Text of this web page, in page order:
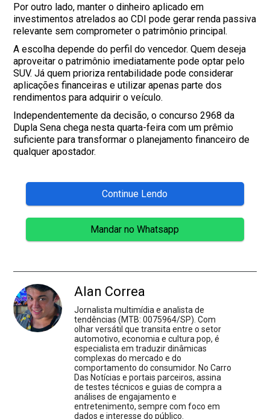
Por outro lado, manter o dinheiro aplicado em
investimentos atrelados ao CDI pode gerar renda passiva
relevante sem comprometer o patrimônio principal.
A escolha depende do perfil do vencedor. Quem deseja
aproveitar o patrimônio imediatamente pode optar pelo
SUV. Já quem prioriza rentabilidade pode considerar
aplicações financeiras e utilizar apenas parte dos
rendimentos para adquirir o veículo.
Independentemente da decisão, o concurso 2968 da
Dupla Sena chega nesta quarta-feira com um prêmio
suficiente para transformar o planejamento financeiro de
qualquer apostador.
Continue Lendo
Mandar no Whatsapp
Alan Correa
Jornalista multimídia e analista de
tendências (MTB: 0075964/SP). Com
olhar versátil que transita entre o setor
automotivo, economia e cultura pop, é
especialista em traduzir dinâmicas
complexas do mercado e do
comportamento do consumidor. No Carro
Das Notícias e portais parceiros, assina
de testes técnicos e guias de compra a
análises de engajamento e
entretenimento, sempre com foco em
dados e interesse do público.